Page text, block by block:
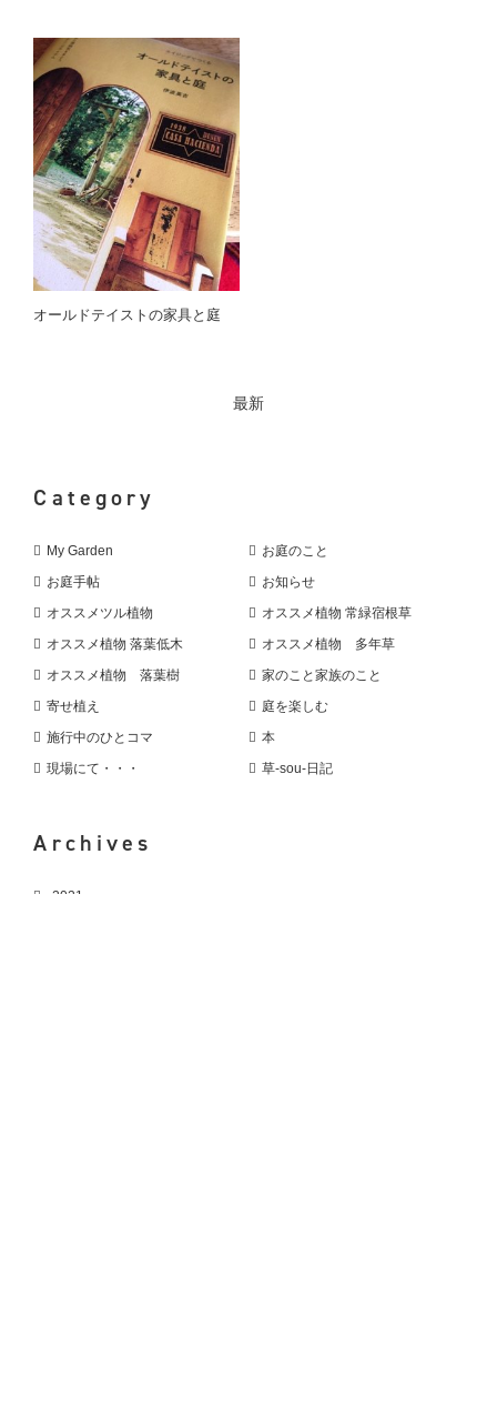
オールドテイストの家具と庭
最新
Category
My Garden お庭のこと
お庭手帖 お知らせ
オススメツル植物 オススメ植物 常緑宿根草
オススメ植物 落葉低木 オススメ植物 多年草
オススメ植物 落葉樹 家のこと家族のこと
寄せ植え 庭を楽しむ
施行中のひとコマ 本
現場にて・・・ 草-sou-日記
Archives
2021